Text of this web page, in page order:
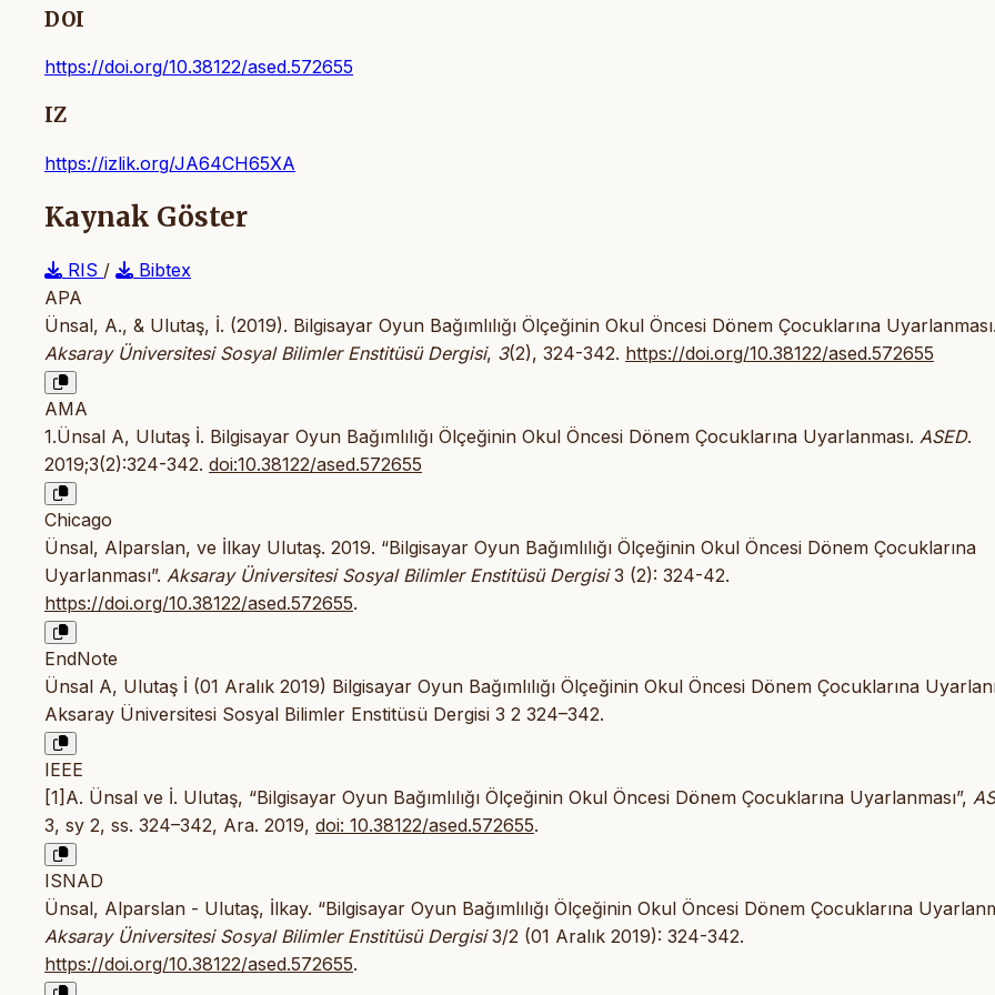
DOI
https://doi.org/10.38122/ased.572655
IZ
https://izlik.org/JA64CH65XA
Kaynak Göster
RIS /
Bibtex
APA
Ünsal, A., & Ulutaş, İ. (2019). Bilgisayar Oyun Bağımlılığı Ölçeğinin Okul Öncesi Dönem Çocuklarına
Aksaray Üniversitesi Sosyal Bilimler Enstitüsü Dergisi, 3(2), 324-342. https://doi.org/10.38122/ased.572655
AMA
1.Ünsal A, Ulutaş İ. Bilgisayar Oyun Bağımlılığı Ölçeğinin Okul Öncesi Dönem Çocuklarına Uyarlanması. ASED.
2019;3(2):324-342. doi:10.38122/ased.572655
Chicago
Ünsal, Alparslan, ve İlkay Ulutaş. 2019. “Bilgisayar Oyun Bağımlılığı Ölçeğinin Okul Öncesi Dönem Çocuklarına
Uyarlanması”. Aksaray Üniversitesi Sosyal Bilimler Enstitüsü Dergisi3 (2): 324-42.
https://doi.org/10.38122/ased.572655.
EndNote
Ünsal A, Ulutaş İ (01 Aralık 2019) Bilgisayar Oyun Bağımlılığı Ölçeğinin Okul Öncesi Dönem Çocuklarına
Aksaray Üniversitesi Sosyal Bilimler Enstitüsü Dergisi 3 2 324–342.
IEEE
[1]A. Ünsal ve İ. Ulutaş, “Bilgisayar Oyun Bağımlılığı Ölçeğinin Okul Öncesi Dönem Çocuklarına Uyarlanması”,
3, sy 2, ss. 324–342, Ara. 2019, doi: 10.38122/ased.572655.
ISNAD
Ünsal, Alparslan - Ulutaş, İlkay. “Bilgisayar Oyun Bağımlılığı Ölçeğinin Okul Öncesi Dönem Çocuklarına
Aksaray Üniversitesi Sosyal Bilimler Enstitüsü Dergisi3/2 (01 Aralık 2019): 324-342.
https://doi.org/10.38122/ased.572655.